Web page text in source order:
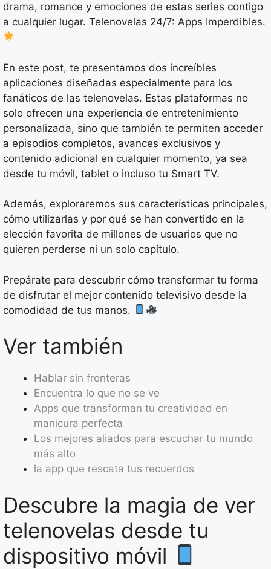
drama, romance y emociones de estas series contigo
a cualquier lugar. Telenovelas 24/7: Apps Imperdibles.
En este post, te presentamos dos increíbles
aplicaciones diseñadas especialmente para los
fanáticos de las telenovelas. Estas plataformas no
solo ofrecen una experiencia de entretenimiento
personalizada, sino que también te permiten acceder
a episodios completos, avances exclusivos y
contenido adicional en cualquier momento, ya sea
desde tu móvil, tablet o incluso tu Smart TV.
Además, exploraremos sus características principales,
cómo utilizarlas y por qué se han convertido en la
elección favorita de millones de usuarios que no
quieren perderse ni un solo capítulo.
Prepárate para descubrir cómo transformar tu forma
de disfrutar el mejor contenido televisivo desde la
comodidad de tus manos.
Ver también
Hablar sin fronteras
Encuentra lo que no se ve
Apps que transforman tu creatividad en
manicura perfecta
Los mejores aliados para escuchar tu mundo
más alto
la app que rescata tus recuerdos
Descubre la magia de ver
telenovelas desde tu
dispositivo móvil